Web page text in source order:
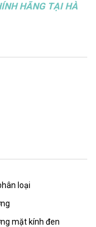
HÃNG TẠI HÀ
loại
mặt kính đen